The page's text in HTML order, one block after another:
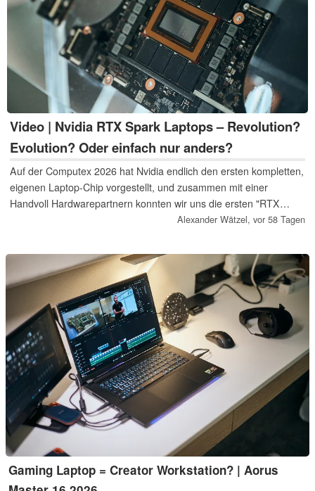
Video | Nvidia RTX Spark Laptops – Revolution?
Evolution? Oder einfach nur anders?
Auf der Computex 2026 hat Nvidia endlich den ersten kompletten,
eigenen Laptop-Chip vorgestellt, und zusammen mit einer
Handvoll Hardwarepartnern konnten wir uns die ersten "RTX
Spark"-Laptops einmal näher anschauen …Alexander Wätzel, vor 58 Tagen
Gaming Laptop = Creator Workstation? | Aorus